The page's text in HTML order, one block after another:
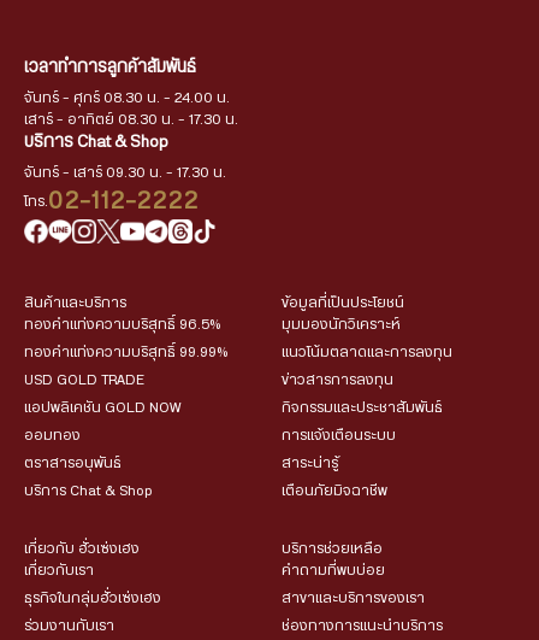
เวลาทำการลูกค้าสัมพันธ์
จันทร์ - ศุกร์ 08.30 น. - 24.00 น.
เสาร์ - อาทิตย์ 08.30 น. - 17.30 น.
บริการ Chat & Shop
จันทร์ - เสาร์ 09.30 น. - 17.30 น.
โทร. 02-112-2222
สินค้าและบริการ
ทองคำแท่งความบริสุทธิ์ 96.5%
ทองคำแท่งความบริสุทธิ์ 99.99%
USD GOLD TRADE
แอปพลิเคชัน GOLD NOW
ออมทอง
ตราสารอนุพันธ์
บริการ Chat & Shop
ข้อมูลที่เป็นประโยชน์
มุมมองนักวิเคราะห์
แนวโน้มตลาดและการลงทุน
ข่าวสารการลงทุน
กิจกรรมและประชาสัมพันธ์
การแจ้งเตือนระบบ
สาระน่ารู้
เตือนภัยมิจฉาชีพ
เกี่ยวกับ ฮั่วเซ่งเฮง
เกี่ยวกับเรา
ธุรกิจในกลุ่มฮั่วเซ่งเฮง
ร่วมงานกับเรา
บริการช่วยเหลือ
คำถามที่พบบ่อย
สาขาและบริการของเรา
ช่องทางการแนะนำบริการ